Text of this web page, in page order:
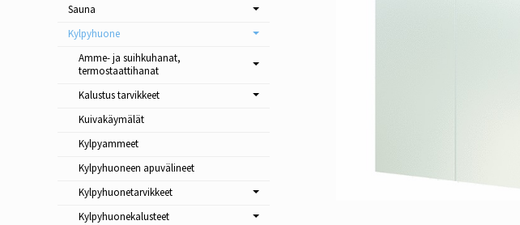
Sauna
Kylpyhuone
Amme- ja suihkuhanat,
termostaattihanat
Kalustus tarvikkeet
Kuivakäymälät
Kylpyammeet
Kylpyhuoneen apuvälineet
Kylpyhuonetarvikkeet
Kylpyhuonekalusteet